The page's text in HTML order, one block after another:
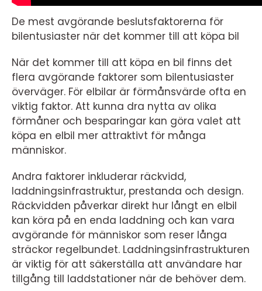
De mest avgörande beslutsfaktorerna för
bilentusiaster när det kommer till att köpa bil
När det kommer till att köpa en bil finns det
flera avgörande faktorer som bilentusiaster
överväger. För elbilar är förmånsvärde ofta en
viktig faktor. Att kunna dra nytta av olika
förmåner och besparingar kan göra valet att
köpa en elbil mer attraktivt för många
människor.
Andra faktorer inkluderar räckvidd,
laddningsinfrastruktur, prestanda och design.
Räckvidden påverkar direkt hur långt en elbil
kan köra på en enda laddning och kan vara
avgörande för människor som reser långa
sträckor regelbundet. Laddningsinfrastrukturen
är viktig för att säkerställa att användare har
tillgång till laddstationer när de behöver dem.